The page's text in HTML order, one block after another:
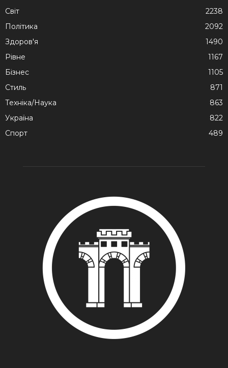
Cвіт
2238
Політика
2092
Здоров'я
1490
Рівне
1167
Бізнес
1105
Стиль
871
Техніка/Наука
863
Україна
822
Спорт
489